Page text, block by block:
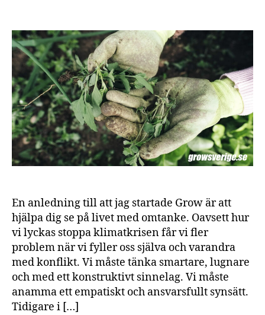
empati
tecken
på
intelligens
En anledning till att jag startade Grow är att
hjälpa dig se på livet med omtanke. Oavsett hur
vi lyckas stoppa klimatkrisen får vi fler
problem när vi fyller oss själva och varandra
med konflikt. Vi måste tänka smartare, lugnare
och med ett konstruktivt sinnelag. Vi måste
anamma ett empatiskt och ansvarsfullt synsätt.
Tidigare i […]